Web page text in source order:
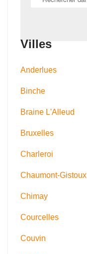
Villes
Anderlues
Binche
Braine L'Alleud
Bruxelles
Charleroi
Chaumont-Gistoux
Chimay
Courcelles
Couvin